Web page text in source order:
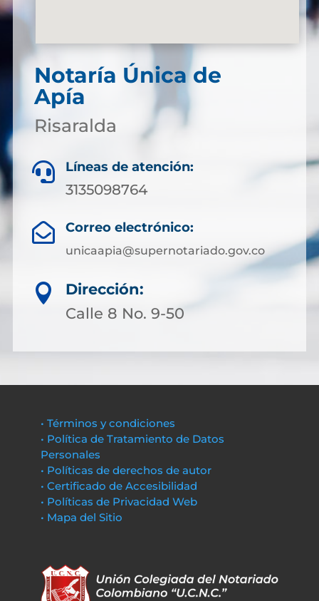
Notaría Única de
Apía
Risaralda
 Líneas de atención:
3135098764
 Correo electrónico:
unicaapia@supernotariado.gov.co

Dirección:
Calle 8 No. 9-50
• Términos y condiciones
• Política de Tratamiento de Datos
Personales
• Políticas de derechos de autor
• Certificado de Accesibilidad
• Políticas de Privacidad Web
• Mapa del Sitio